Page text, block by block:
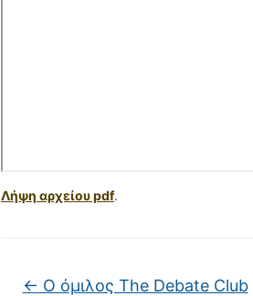
Λήψη αρχείου pdf.
← Ο όμιλος The Debate Club